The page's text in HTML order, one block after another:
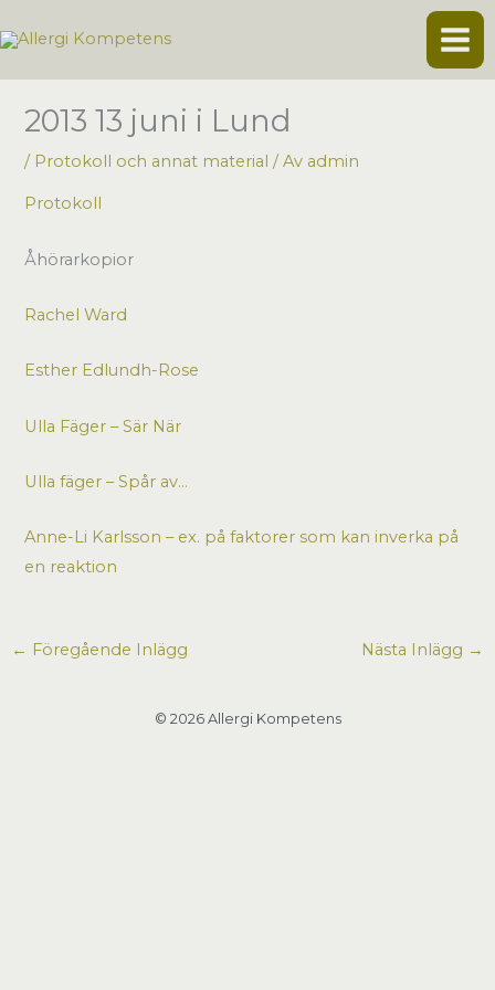
till
2013 13 juni i Lund
/ Protokoll och annat material / Av admin
Protokoll
Åhörarkopior
Rachel Ward
Esther Edlundh-Rose
Ulla Fäger – Sär När
Ulla fäger – Spår av…
Anne-Li Karlsson – ex. på faktorer som kan inverka på
en reaktion
← Föregående Inlägg Nästa Inlägg →
© 2026 Allergi Kompetens